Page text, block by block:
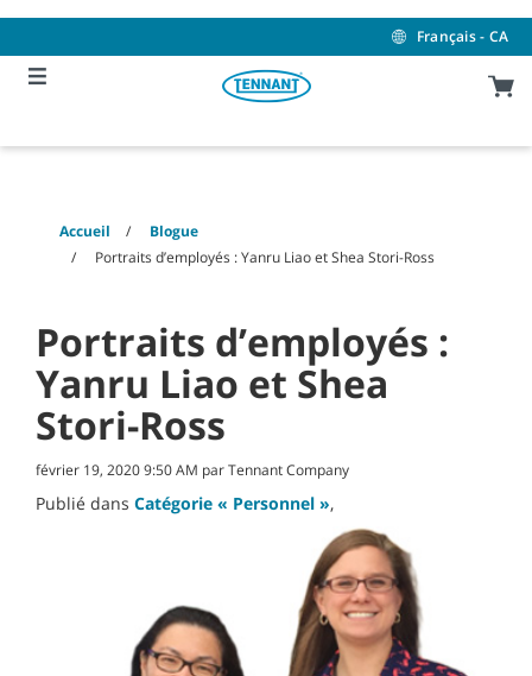
content
navigation
menu
Français - CA
Accueil
Blogue
Portraits d’employés : Yanru Liao et Shea Stori-Ross
Portraits d’employés :
Yanru Liao et Shea
Stori-Ross
février 19, 2020 9:50 AM par Tennant Company
Publié dans Catégorie « Personnel »,